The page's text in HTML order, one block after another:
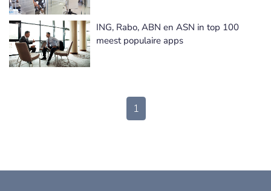
ING, Rabo, ABN en ASN in top 100
meest populaire apps
1